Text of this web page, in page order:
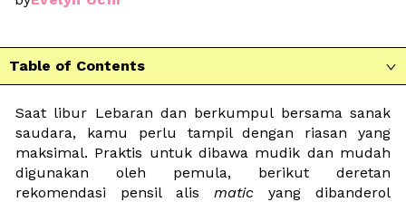
Table of Contents 
Saat libur Lebaran dan berkumpul bersama sanak
saudara, kamu perlu tampil dengan riasan yang
maksimal. Praktis untuk dibawa mudik dan mudah
digunakan oleh pemula, berikut deretan
rekomendasi pensil alis matic yang dibanderol